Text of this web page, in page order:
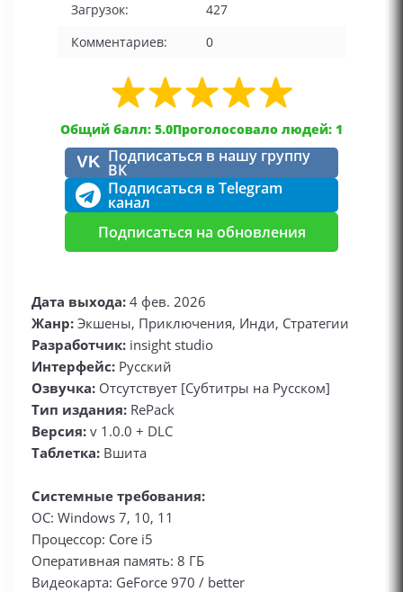
Загрузок:
427
Комментариев:
0
Общий балл: 5.0Проголосовало людей: 1
VK Подписаться в нашу группу
ВК
Подписаться в Telegram
канал
Подписаться на обновления
Дата выхода: 4 фев. 2026
Жанр: Экшены, Приключения, Инди, Стратегии
Разработчик: insight studio
Интерфейс: Русский
Озвучка: Отсутствует [Субтитры на Русском]
Тип издания: RePack
Версия: v 1.0.0 + DLC
Таблетка: Вшита
Системные требования:
ОС: Windows 7, 10, 11
Процессор: Core i5
Оперативная память: 8 ГБ
Видеокарта: GeForce 970 / better